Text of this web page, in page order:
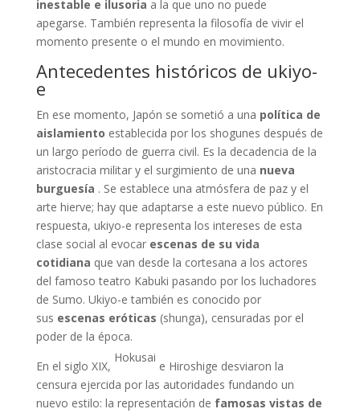
inestable e ilusoria a la que uno no puede
apegarse. También representa la filosofía de vivir el
momento presente o el mundo en movimiento.
Antecedentes históricos de ukiyo-
e
En ese momento, Japón se sometió a una política de
aislamiento establecida por los shogunes después de
un largo período de guerra civil. Es la decadencia de la
aristocracia militar y el surgimiento de una nueva
burguesía . Se establece una atmósfera de paz y el
arte hierve; hay que adaptarse a este nuevo público. En
respuesta, ukiyo-e representa los intereses de esta
clase social al evocar escenas de su vida
cotidiana que van desde la cortesana a los actores
del famoso teatro Kabuki pasando por los luchadores
de Sumo. Ukiyo-e también es conocido por
sus escenas eróticas (shunga), censuradas por el
poder de la época.
En el siglo XIX,
Hokusai
e Hiroshige desviaron la
censura ejercida por las autoridades fundando un
nuevo estilo: la representación de famosas vistas de